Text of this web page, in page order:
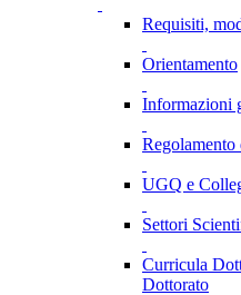
Requisiti,
Orientamento
Informazioni
UGQ e
Settori
Curricula
Dottorato